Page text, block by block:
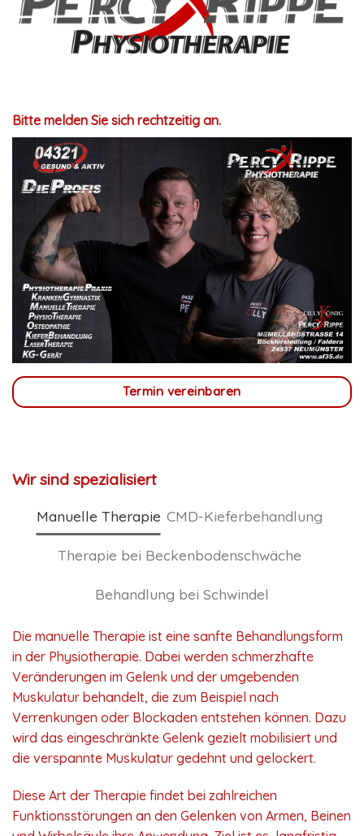
Bitte melden Sie sich rechtzeitig an.
Termin vereinbaren
Wir sind spezialisiert
Manuelle Therapie CMD-Kieferbehandlung
Therapie bei Beckenbodenschwäche
Behandlung bei Schwindel
Die manuelle Therapie ist eine sanfte Behandlungsform
in der Physiotherapie. Dabei werden schmerzhafte
Veränderungen im Gelenk und der umgebenden
Muskulatur behandelt, die zum Beispiel nach
Verrenkungen oder Blockaden entstehen können. Dazu
wird das eingeschränkte Gelenk gezielt mobilisiert und
die verspannte Muskulatur gedehnt und gelockert.
Diese Art der Therapie findet bei zahlreichen
Funktionsstörungen an den Gelenken von Armen, Beinen